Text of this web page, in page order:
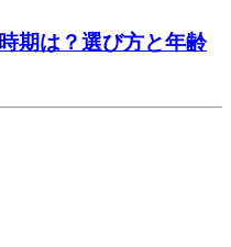
期は？選び方と年齢